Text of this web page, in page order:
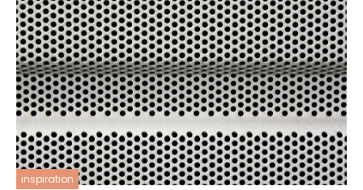
inspiration